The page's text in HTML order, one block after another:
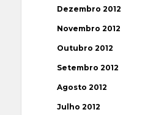
Dezembro 2012
Novembro 2012
Outubro 2012
Setembro 2012
Agosto 2012
Julho 2012